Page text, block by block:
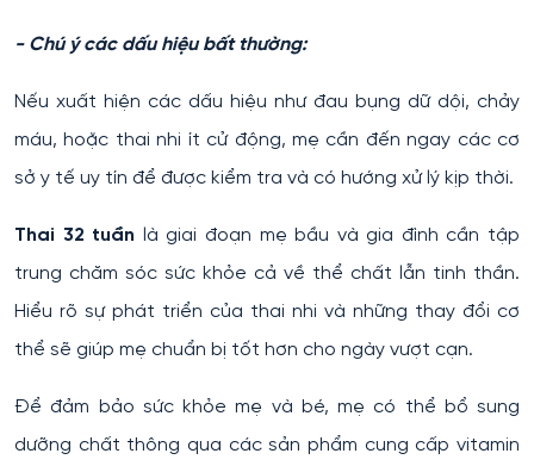
- Chú ý các dấu hiệu bất thường:
Nếu xuất hiện các dấu hiệu như đau bụng dữ dội, chảy
máu, hoặc thai nhi ít cử động, mẹ cần đến ngay các cơ
sở y tế uy tín để được kiểm tra và có hướng xử lý kịp thời.
Thai 32 tuần là giai đoạn mẹ bầu và gia đình cần tập
trung chăm sóc sức khỏe cả về thể chất lẫn tinh thần.
Hiểu rõ sự phát triển của thai nhi và những thay đổi cơ
thể sẽ giúp mẹ chuẩn bị tốt hơn cho ngày vượt cạn.
Để đảm bảo sức khỏe mẹ và bé, mẹ có thể bổ sung
dưỡng chất thông qua các sản phẩm cung cấp vitamin